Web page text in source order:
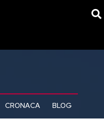
CRONACA BLOG